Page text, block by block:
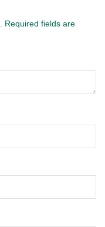
Required fields are